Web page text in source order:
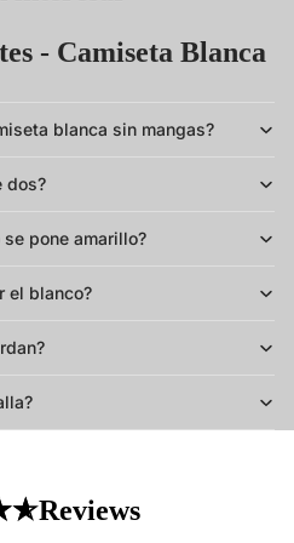
- Camiseta Blanca
blanca sin mangas?
dos?
pone amarillo?
el blanco?
Reviews